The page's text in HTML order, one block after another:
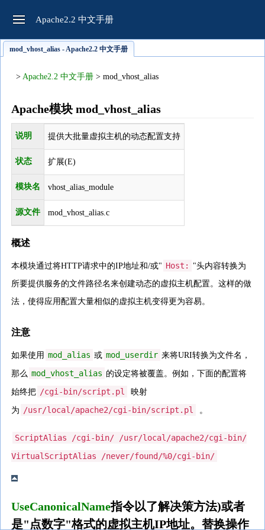
Apache2.2 中文手册
mod_vhost_alias - Apache2.2 中文手册
> Apache2.2 中文手册 > mod_vhost_alias
Apache模块 mod_vhost_alias
说明 提供大批量虚拟主机的动态配置支持
状态 扩展(E)
模块名 vhost_alias_module
源文件 mod_vhost_alias.c
概述
本模块通过将HTTP请求中的IP地址和/或" Host:
"头内容转换为
所要提供服务的文件路径名来创建动态的虚拟主机配置。这样的做
法，使得应用配置大量相似的虚拟主机变得更为容易。
注意
如果使用 mod_alias 或 mod_userdir 来将URI转换为文件名，
那么 mod_vhost_alias 的设定将被覆盖。例如，下面的配置将
始终把 /cgi-bin/script.pl 映射
为 /usr/local/apache2/cgi-bin/script.pl 。
ScriptAlias /cgi-bin/ /usr/local/apache2/cgi-bin/
VirtualScriptAlias /never/found/%0/cgi-bin/
UseCanonicalName指令以了解决策方法)或者
是"点数字"格式的虚拟主机IP地址。替换操作